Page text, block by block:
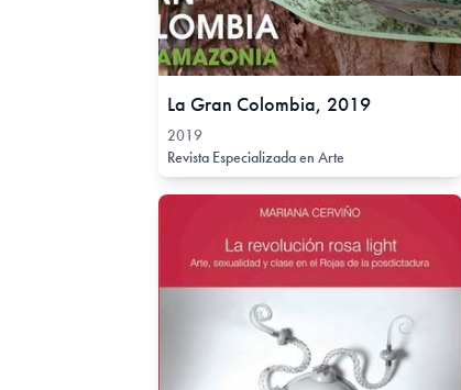
La Gran Colombia, 2019
2019
Revista Especializada en Arte